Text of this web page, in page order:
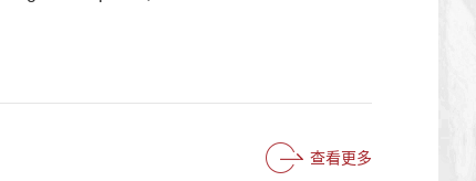
查看更多